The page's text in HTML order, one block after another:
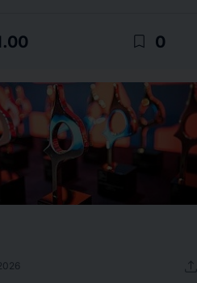
bookmark_border 0